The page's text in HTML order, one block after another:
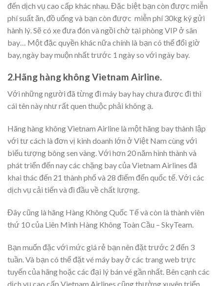
đến dịch vụ cao cấp khác nhau. Đặc biệt bạn còn được miễn
phí suất ăn, đồ uống và bạn còn được miễn phí 30kg ký gửi
hành lý. Sẽ có xe đưa đón và ngồi chờ tại phòng VIP ở sân
bay… Một đặc quyền khác nữa chính là bạn có thể đổi giờ
bay, ngày bay muộn nhất trước 1 ngày so với ngày bay.
2.Hãng hàng không Vietnam Airline.
Với những người đã từng đi máy bay hay chưa được đi thì
cái tên này như rất quen thuộc phải không ạ.
Hãng hàng không Vietnam Airline là một hãng bay thành lập
với tư cách là đơn vị kinh doanh lớn ở Việt Nam cùng với
biểu tượng bông sen vàng. Với hơn 20 năm hình thành và
phát triển đến nay các chặng bay của Vietnam Airlines đã
khai thác đến 21 thành phố và 28 điểm đến quốc tế. Với các
dịch vụ cải tiến và đi đầu về chất lượng.
Đây cũng là hãng Hàng Không Quốc Tế và còn là thành viên
thứ 10 của Liên Minh Hàng Không Toàn Cầu – SkyTeam.
Bạn muốn đặc với mức giá rẻ bạn nên đặt trước 2 đến 3
tuần. Và bạn có thể đặt vé máy bay ở các trang web trực
tuyến của hãng hoặc các đại lý bán vé gần nhất. Bên cạnh các
dịch vụ cao cấp Vietnam Airlines cũng thường xuyên triển